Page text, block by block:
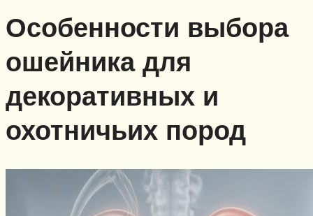
Особенности выбора
ошейника для
декоративных и
охотничьих пород